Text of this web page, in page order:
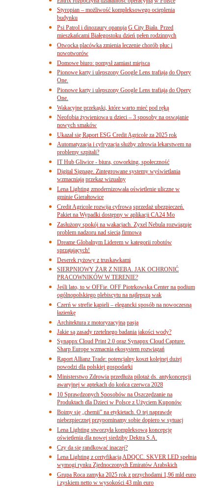
Styropian – możliwość kompleksowego ocieplenia
budynku
Psi Patrol i dinozaury opanują G City Biała. Przed
mieszkańcami Białegostoku dzień pełen rodzinnych
Otwocka placówka zmienia leczenie chorób płuc i
nowotworów
Domowe biuro: pomysł zamiast miejsca
Pionowe karty i ulepszony Google Lens trafiają do Opery
One.
Pionowe karty i ulepszony Google Lens trafiają do Opery
One.
Wakacyjne przekąski, które warto mieć pod ręką
Neofobia żywieniowa u dzieci – 3 sposoby na oswajanie
nowych smaków
Ukazał się Raport ESG Credit Agricole za 2025 rok
Automatyzacja i cyfryzacja służby zdrowia lekarstwem na
problemy szpitali?
IT Hub Gliwice - biura, coworking, społeczność
Digital Signage. Zintegrowane systemy wyświetlania
wzmacniają przekaz wizualny
Lena Lighting zmodernizowała oświetlenie uliczne w
gminie Gierałtowice
Credit Agricole rozwija cyfrową sprzedaż ubezpieczeń.
Pakiet na Wypadki dostępny w aplikacji CA24 Mo
Zasłużony spokój na wakacjach. Zyxel Nebula rozwiązuje
problem nadzoru nad siecią firmową
Dreame Globalnym Liderem w kategorii robotów
sprzątających!
Deserek ryżowy z truskawkami
SIERPNIOWY ŻAR Z NIEBA. JAK OCHRONIĆ
PRACOWNIKÓW W TERENIE?
Jeśli lato, to w OFFie. OFF Piotrkowska Center na podium
ogólnopolskiego plebiscytu na najlepszą wak
Czerń w strefie kąpieli – elegancki sposób na nowoczesną
łazienkę
Architektura z motoryzacyjną pasją
Jakie są zasady rzetelnego badania jakości wody?
Synappx Cloud Print 2.0 oraz Synappx Cloud Capture.
Sharp Europe wzmacnia ekosystem rozwiązań
Raport Allianz Trade: potencjalny koszt kolejnej dużej
powodzi dla polskiej gospodarki
Ministerstwo Zdrowia przedłuża pilotaż ds. antykoncepcji
awaryjnej w aptekach do końca czerwca 2028
10 Sprawdzonych Sposobów na Oszczędzanie na
Produktach dla Dzieci w Polsce z Użyciem Kuponów
Boimy się „chemii” na etykietach. O tej naprawdę
niebezpiecznej przypominamy sobie dopiero w sytuacj
Lena Lighting stworzyła kompleksową koncepcję
oświetlenia dla nowej siedziby Dektra S.A.
Czy da się randkować inaczej?
Lena Lighting z certyfikacją ADQCC. SKVER LED spełnia
wymogi rynku Zjednoczonych Emiratów Arabskich
Grupa Roca zamyka 2025 rok z przychodami 1,96 mld euro
i zyskiem netto w wysokości 43 mln euro